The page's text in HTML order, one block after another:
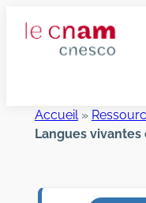
Accueil»
Langues